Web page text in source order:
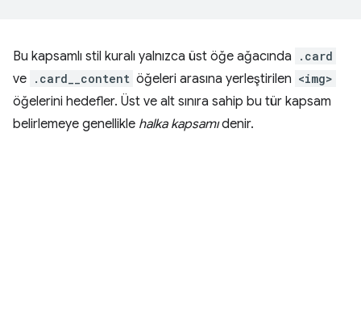
Bu kapsamlı stil kuralı yalnızca üst öğe ağacında .card
ve .card__content öğeleri arasına yerleştirilen <img>
öğelerini hedefler. Üst ve alt sınıra sahip bu tür kapsam
belirlemeye genellikle halka kapsamıdenir.